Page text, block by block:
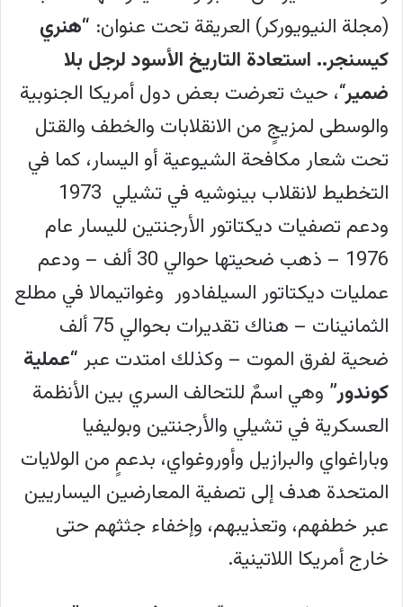
(مجلة النيويوركر) العريقة تحت عنوان: “هنري
كيسنجر.. استعادة التاريخ الأسود لرجل بلا
ضمير“، حيث تعرضت بعض دول أمريكا الجنوبية
والوسطى لمزيجٍ من الانقلابات والخطف والقتل
تحت شعار مكافحة الشيوعية أو اليسار، كما في
التخطيط لانقلاب بينوشيه في تشيلي 1973
ودعم تصفيات ديكتاتور الأرجنتين لليسار عام
1976 – ذهب ضحيتها حوالي 30 ألف – ودعم
عمليات ديكتاتور السيلفادور وغواتيمالا في مطلع
الثمانينات – هناك تقديرات بحوالي 75 ألف
ضحية لفرق الموت – وكذلك امتدت عبر “عملية
كوندور” وهي اسمٌ للتحالف السري بين الأنظمة
العسكرية في تشيلي والأرجنتين وبوليفيا
وباراغواي والبرازيل وأوروغواي، بدعمٍ من الولايات
المتحدة هدف إلى تصفية المعارضين اليساريين
عبر خطفهم، وتعذيبهم، وإخفاء جثثهم حتى
خارج أمريكا اللاتينية.